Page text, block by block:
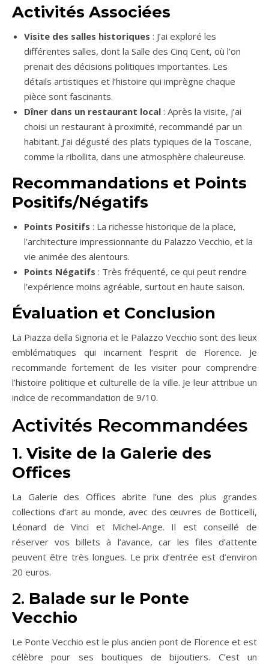
Activités Associées
Visite des salles historiques : J’ai exploré les
différentes salles, dont la Salle des Cinq Cent, où l’on
prenait des décisions politiques importantes. Les
détails artistiques et l’histoire qui imprègne chaque
pièce sont fascinants.
Dîner dans un restaurant local : Après la visite, j’ai
choisi un restaurant à proximité, recommandé par un
habitant. J’ai dégusté des plats typiques de la Toscane,
comme la ribollita, dans une atmosphère chaleureuse.
Recommandations et Points
Positifs/Négatifs
Points Positifs : La richesse historique de la place,
l’architecture impressionnante du Palazzo Vecchio, et la
vie animée des alentours.
Points Négatifs : Très fréquenté, ce qui peut rendre
l’expérience moins agréable, surtout en haute saison.
Évaluation et Conclusion
La Piazza della Signoria et le Palazzo Vecchio sont des lieux
emblématiques qui incarnent l’esprit de Florence. Je
recommande fortement de les visiter pour comprendre
l’histoire politique et culturelle de la ville. Je leur attribue un
indice de recommandation de 9/10.
Activités Recommandées
1. Visite de la Galerie des
Offices
La Galerie des Offices abrite l’une des plus grandes
collections d’art au monde, avec des œuvres de Botticelli,
Léonard de Vinci et Michel-Ange. Il est conseillé de
réserver vos billets à l’avance, car les files d’attente
peuvent être très longues. Le prix d’entrée est d’environ
20 euros.
2. Balade sur le Ponte
Vecchio
Le Ponte Vecchio est le plus ancien pont de Florence et est
célèbre pour ses boutiques de bijoutiers. C’est un